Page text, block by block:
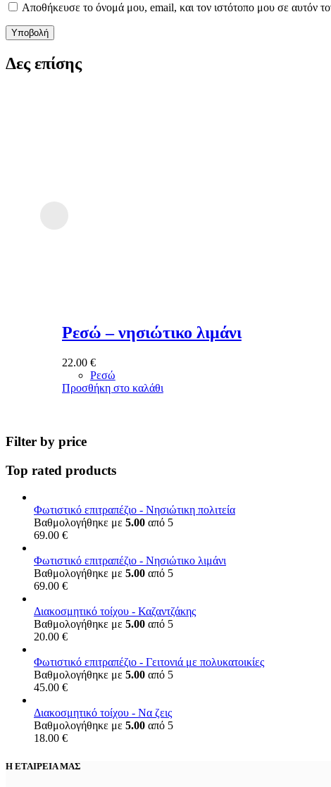
Αποθήκευσε το όνομά μου, email, και τον ιστότοπο μου σε αυτόν
Υποβολή
Δες επίσης
Ρεσώ – νησιώτικο λιμάνι
22.00 €
Ρεσώ
Προσθήκη στο καλάθι
Filter by price
Top rated products
Φωτιστικό επιτραπέζιο - Νησιώτικη πολιτεία
Βαθμολογήθηκε με 5.00 από 5
69.00 €
Φωτιστικό επιτραπέζιο - Νησιώτικο λιμάνι
Βαθμολογήθηκε με 5.00 από 5
69.00 €
Διακοσμητικό τοίχου - Καζαντζάκης
Βαθμολογήθηκε με 5.00 από 5
20.00 €
Φωτιστικό επιτραπέζιο - Γειτονιά με πολυκατοικίες
Βαθμολογήθηκε με 5.00 από 5
45.00 €
Διακοσμητικό τοίχου - Να ζεις
Βαθμολογήθηκε με 5.00 από 5
18.00 €
Η ΕΤΑΙΡΕΙΑ ΜΑΣ